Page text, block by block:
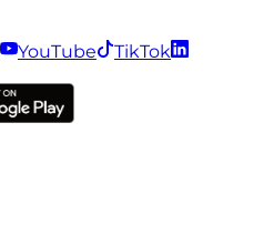
YouTube
TikTok